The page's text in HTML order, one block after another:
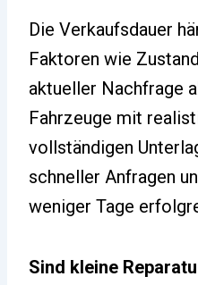
Die Verkaufsdauer
Faktoren wie
aktueller Nachfrage
Fahrzeuge mit
vollständigen
schneller Anfragen
weniger Tage
Sind kleine